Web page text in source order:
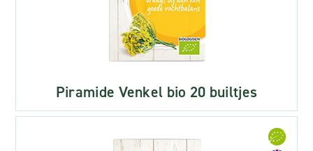
Piramide Venkel bio 20 builtjes